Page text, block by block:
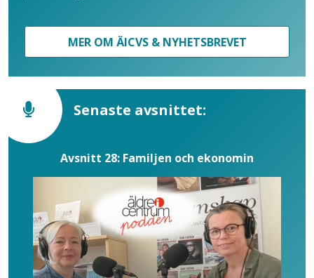
MER OM ÄICVS & NYHETSBREVET
Senaste avsnittet:
Avsnitt 28: Familjen och ekonomin